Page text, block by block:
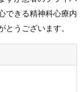
できる精神科心療内
うございます。